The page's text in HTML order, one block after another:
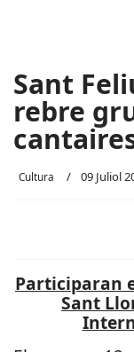
Sant
rebre
Cultura 09 Juliol
Participaran
Sant